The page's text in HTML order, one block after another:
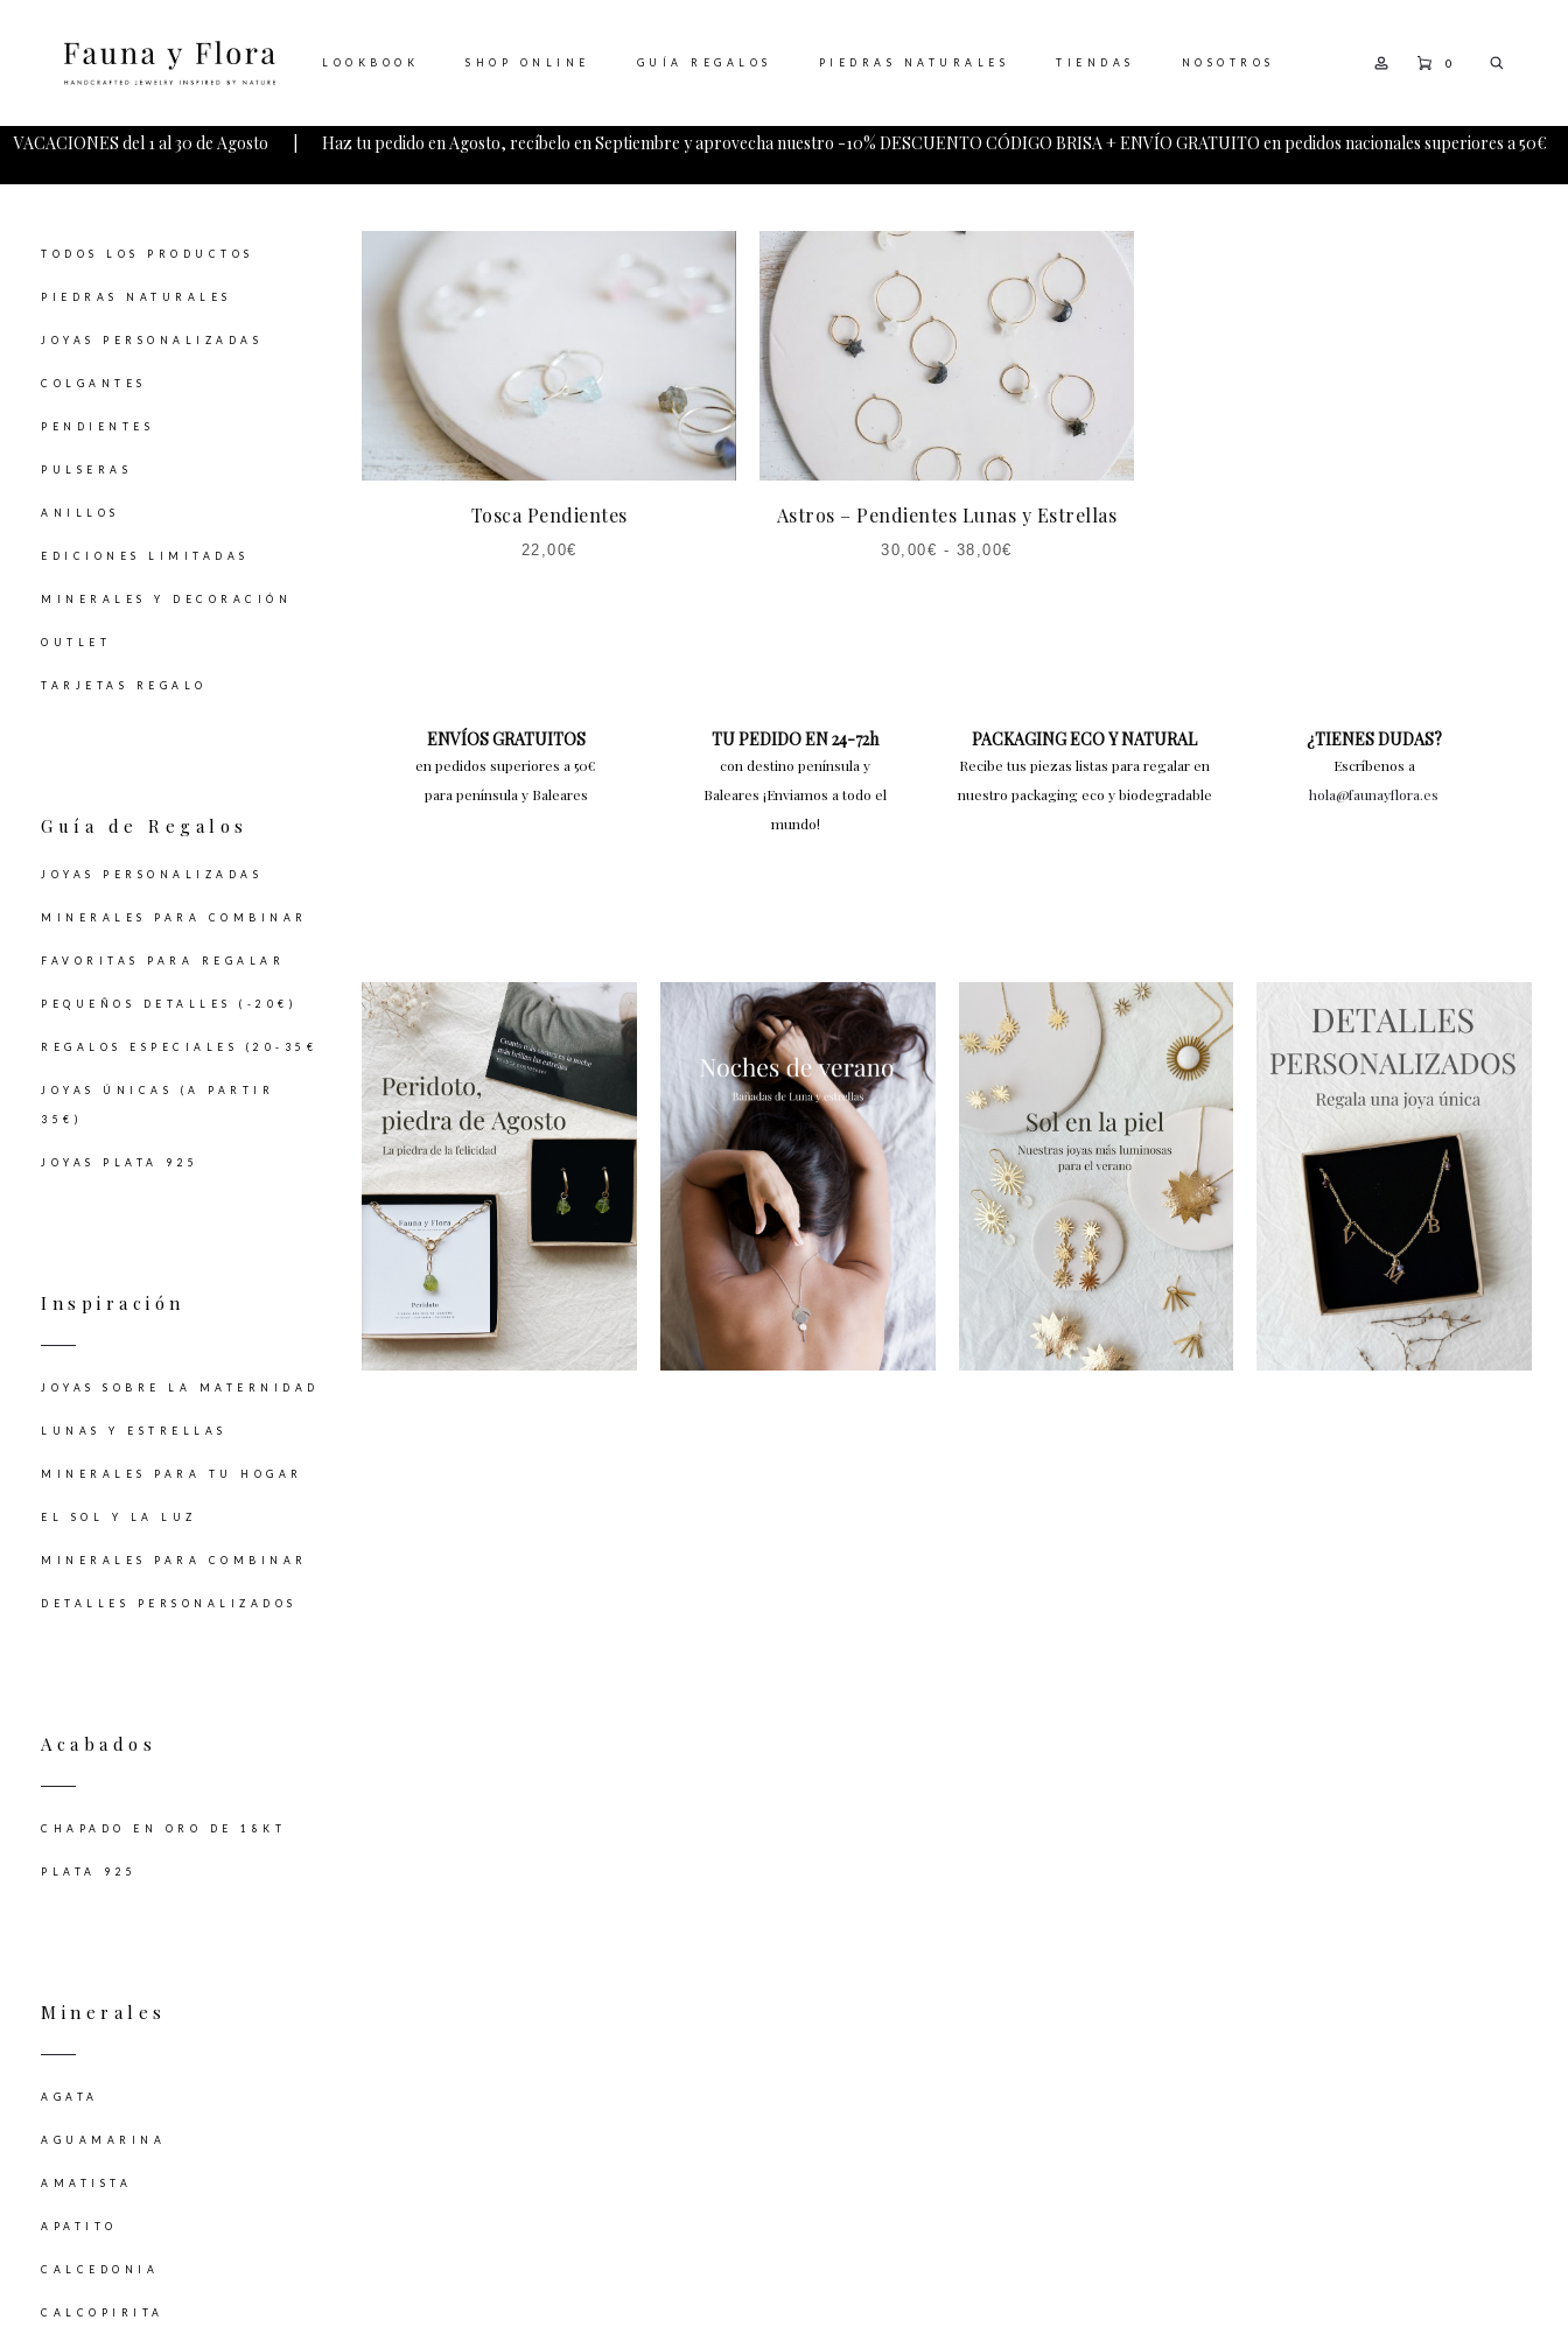
VACACIONES del 1 al 30 de Agosto | Haz tu pedido en Agosto, recíbelo en Septiembre y aprovecha nuestro -10% DESCUENTO CÓDIGO BRISA + ENVÍO GRATUITO en pedidos nacionales superiores a 50€
LOOKBOOK SHOP ONLINE GUÍA REGALOS PIEDRAS NATURALES TIENDAS NOSOTROS 0
Tosca Pendientes
22,00€
Astros – Pendientes Lunas y Estrellas
30,00€ - 38,00€
ENVÍOS GRATUITOS
en pedidos superiores a 50€
para península y Baleares
TU PEDIDO EN 24-72h
con destino península y
Baleares ¡Enviamos a todo el
mundo!
PACKAGING ECO Y NATURAL
Recibe tus piezas listas para regalar en
nuestro packaging eco y biodegradable
¿TIENES DUDAS?
Escríbenos a
hola@faunayflora.es
TODOS LOS PRODUCTOS
PIEDRAS NATURALES
JOYAS PERSONALIZADAS
COLGANTES
PENDIENTES
PULSERAS
ANILLOS
EDICIONES LIMITADAS
MINERALES Y DECORACIÓN
OUTLET
TARJETAS REGALO
Guía de Regalos
JOYAS PERSONALIZADAS
MINERALES PARA COMBINAR
FAVORITAS PARA REGALAR
PEQUEÑOS DETALLES (-20€)
REGALOS ESPECIALES (20-35€
JOYAS ÚNICAS (A PARTIR
35€)
JOYAS PLATA 925
Inspiración
JOYAS SOBRE LA MATERNIDAD
LUNAS Y ESTRELLAS
MINERALES PARA TU HOGAR
EL SOL Y LA LUZ
MINERALES PARA COMBINAR
DETALLES PERSONALIZADOS
Acabados
CHAPADO EN ORO DE 18KT
PLATA 925
Minerales
AGATA
AGUAMARINA
AMATISTA
APATITO
CALCEDONIA
CALCOPIRITA